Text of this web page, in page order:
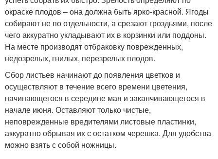
окраске плодов – она должна быть ярко-красной. Ягоды
собирают не по отдельности, а срезают гроздьями, после
чего аккуратно укладывают их в корзинки или поддоны.
На месте производят отбраковку поврежденных,
недозрелых, гнилых, перезрелых плодов.
Сбор листьев начинают до появления цветков и
осуществляют в течение всего времени цветения,
начинающегося в середине мая и заканчивающегося в
начале июня. Оставляют только чистые,
неповрежденные вредителями листовые пластинки,
аккуратно обрывая их с остатком черешка. Для удобства
можно взять с собой ножницы.